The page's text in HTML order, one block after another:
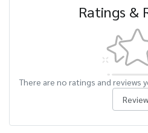
Ratings &
There are no ratings and reviews
Review